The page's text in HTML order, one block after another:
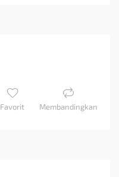
Favorit Membandingkan